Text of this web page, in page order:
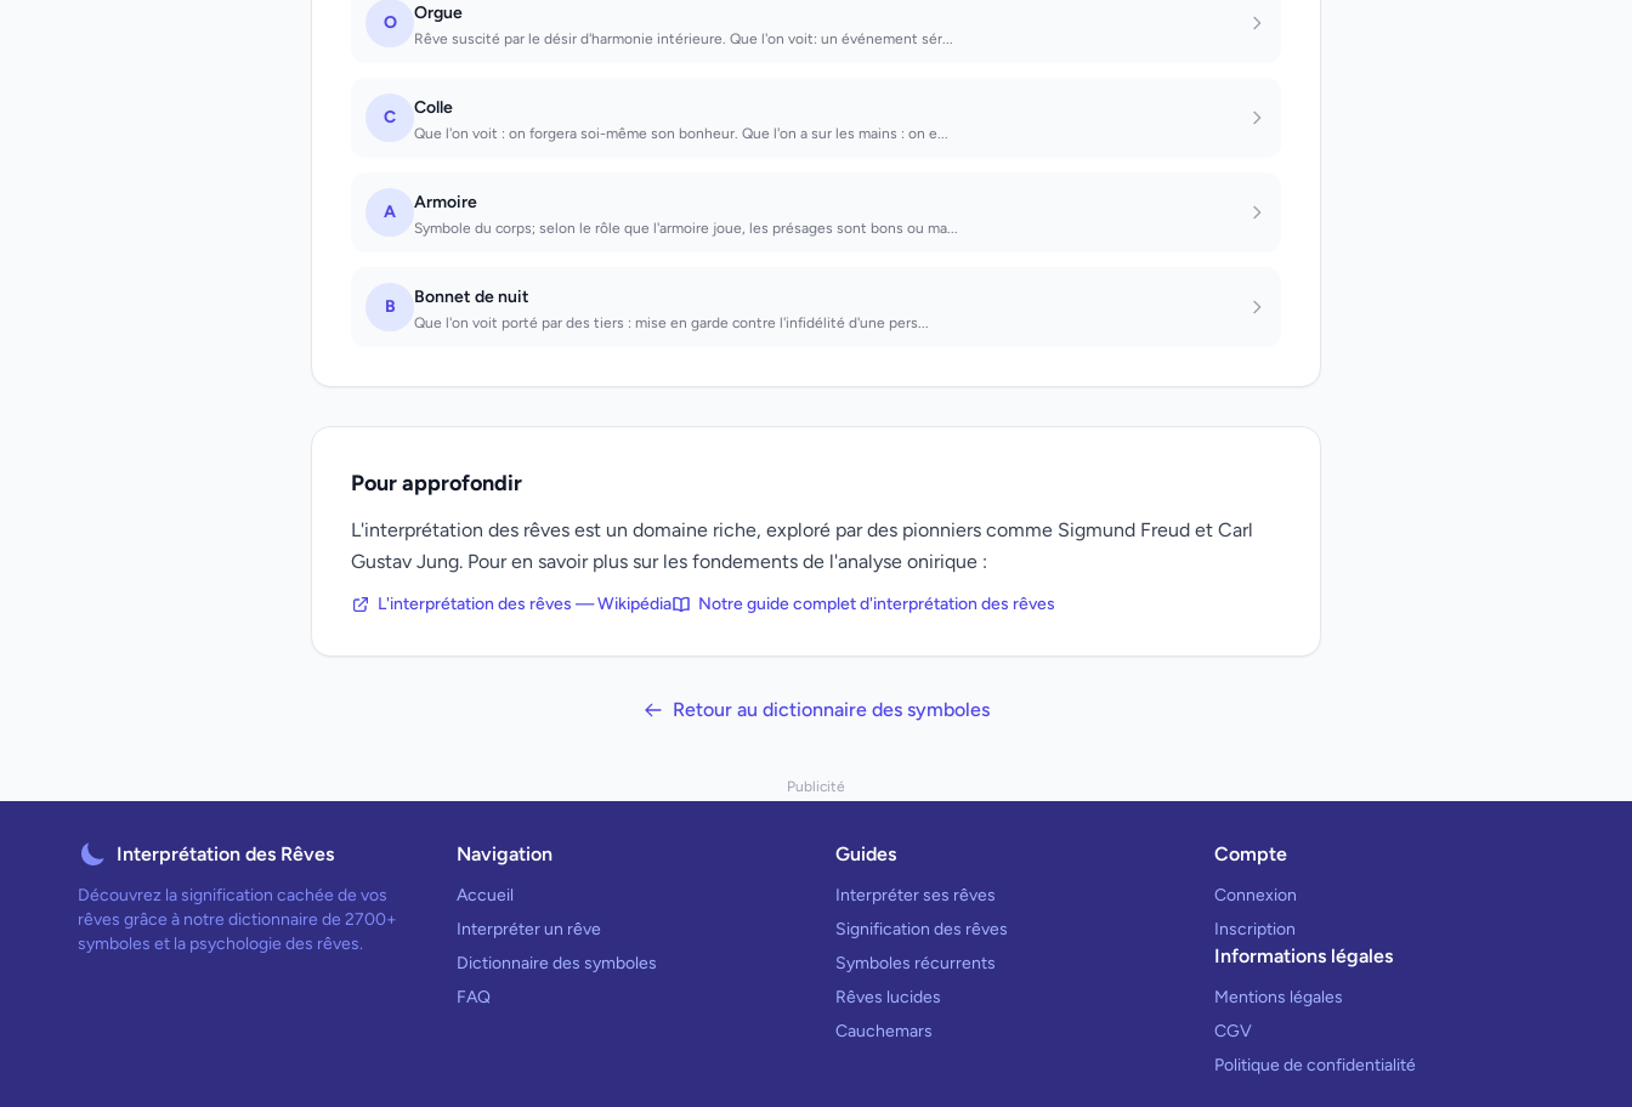
O Orgue
Rêve suscité par le désir d'harmonie intérieure. Que l'on voit: un événement sér...
C Colle
Que l'on voit : on forgera soi-même son bonheur. Que l'on a sur les mains : on e...
A Armoire
Symbole du corps; selon le rôle que l'armoire joue, les présages sont bons ou ma...
B Bonnet de nuit
Que l'on voit porté par des tiers : mise en garde contre l'infidélité d'une pers...
Pour approfondir
L'interprétation des rêves est un domaine riche, exploré par des pionniers comme Sigmund Freud et Carl
Gustav Jung. Pour en savoir plus sur les fondements de l'analyse onirique :
L'interprétation des rêves — Wikipédia Notre guide complet d'interprétation des rêves
Retour au dictionnaire des symboles
Publicité
Interprétation des Rêves
Découvrez la signification cachée de vos
rêves grâce à notre dictionnaire de 2700+
symboles et la psychologie des rêves.
Navigation
Accueil
Interpréter un rêve
Dictionnaire des symboles
FAQ
Guides
Interpréter ses rêves
Signification des rêves
Symboles récurrents
Rêves lucides
Cauchemars
Compte
Connexion
Inscription
Informations légales
Mentions légales
CGV
Politique de confidentialité